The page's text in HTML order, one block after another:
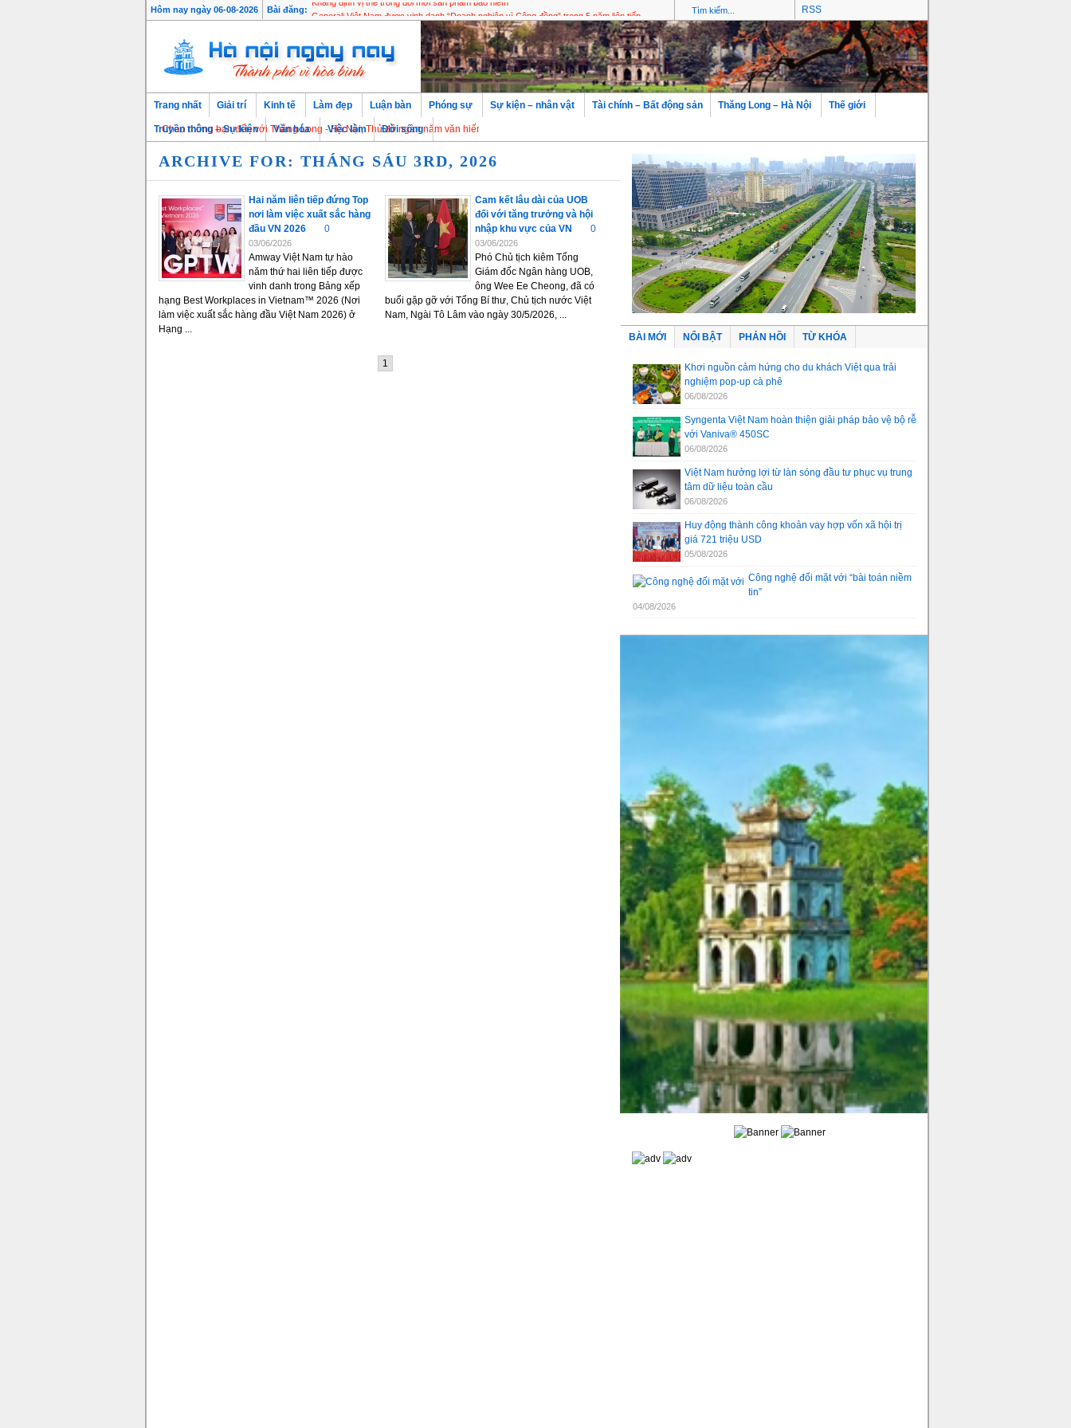
Hôm nay ngày 06-08-2026 Bài đăng: Khẳng định vị thế trong đổi mới sản phẩm bảo hiểm RSS
Chào mừng bạn đến với Thăng Long - Hà Nội, Thủ đô ngàn năm văn hiến
Trang nhất Giải trí Kinh tế Làm đẹp Luận bàn Phóng sự Sự kiện – nhân vật Tài chính – Bất động sản Thăng Long – Hà Nội Thế giới
Truyền thông – Sự kiện Văn hóa Việc làm Đời sống
ARCHIVE FOR: THÁNG SÁU 3RD, 2026
Hai năm liên tiếp đứng Top
nơi làm việc xuất sắc hàng
đầu VN 2026
0
03/06/2026
Amway Việt Nam tự hào
năm thứ hai liên tiếp được
vinh danh trong Bảng xếp
hạng Best Workplaces in Vietnam™ 2026 (Nơi
làm việc xuất sắc hàng đầu Việt Nam 2026) ở
Hạng ...
Cam kết lâu dài của UOB
đối với tăng trưởng và hội
nhập khu vực của VN
0
03/06/2026
Phó Chủ tịch kiêm Tổng
Giám đốc Ngân hàng UOB,
ông Wee Ee Cheong, đã có
buổi gặp gỡ với Tổng Bí thư, Chủ tịch nước Việt
Nam, Ngài Tô Lâm vào ngày 30/5/2026, ...
1
BÀI MỚI NỔI BẬT PHẢN HỒI TỪ KHÓA
Khơi nguồn cảm hứng cho du khách Việt qua trải
nghiệm pop-up cà phê
06/08/2026
Syngenta Việt Nam hoàn thiện giải pháp bảo vệ bộ rễ
với Vaniva® 450SC
06/08/2026
Việt Nam hưởng lợi từ làn sóng đầu tư phục vụ trung
tâm dữ liệu toàn cầu
06/08/2026
Huy động thành công khoản vay hợp vốn xã hội trị
giá 721 triệu USD
05/08/2026
Công nghệ đối mặt với “bài toán niềm
tin”
04/08/2026